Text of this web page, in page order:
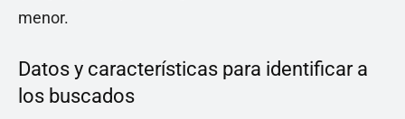
menor.
Datos y características para identificar a
los buscados